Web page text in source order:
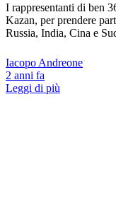
I rappresentanti di ben
Kazan, per prendere
Russia, India, Cina e
Iacopo Andreone
2 anni fa
Leggi di più